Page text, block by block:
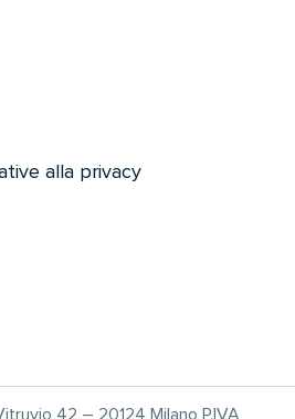
alla privacy
42 – 20124 Milano P.IVA